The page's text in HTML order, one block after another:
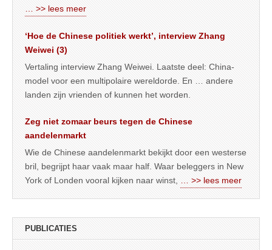
… >> lees meer
‘Hoe de Chinese politiek werkt’, interview Zhang
Weiwei (3)
Vertaling interview Zhang Weiwei. Laatste deel: China-
model voor een multipolaire wereldorde. En … andere
landen zijn vrienden of kunnen het worden.
Zeg niet zomaar beurs tegen de Chinese
aandelenmarkt
Wie de Chinese aandelenmarkt bekijkt door een westerse
bril, begrijpt haar vaak maar half. Waar beleggers in New
York of Londen vooral kijken naar winst,
… >> lees meer
PUBLICATIES